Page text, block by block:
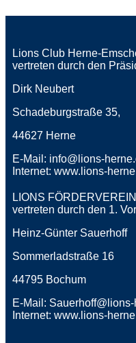
Lions Club Herne-
vertreten durch den
Dirk Neubert
Schadeburgstraße 35,
44627 Herne
E-Mail: info@lions-
Internet: www.lions-
LIONS
vertreten durch den 1.
Heinz-Günter Sauerhoff
Sommerladstraße 16
44795 Bochum
E-Mail:
Internet: www.lions-